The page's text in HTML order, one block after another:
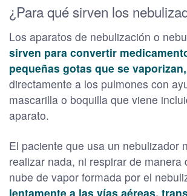
¿Para qué sirven los
Los aparatos de nebulización o
sirven para convertir
pequeñas gotas que se vaporizan,
directamente a los pulmones con
mascarilla o boquilla que viene
aparato.
El paciente que usa un nebulizador
realizar nada, ni respirar de manera
nube de vapor formada por el
lentamente a las vías aéreas,